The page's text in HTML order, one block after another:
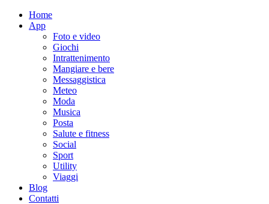
Home
App
Foto e video
Giochi
Intrattenimento
Mangiare e bere
Messaggistica
Meteo
Moda
Musica
Posta
Salute e fitness
Social
Sport
Utility
Viaggi
Blog
Contatti